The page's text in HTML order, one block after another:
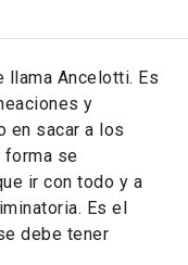
llama Ancelotti. Es
y
en sacar a los
forma se
ir con todo y a
Es el
debe tener